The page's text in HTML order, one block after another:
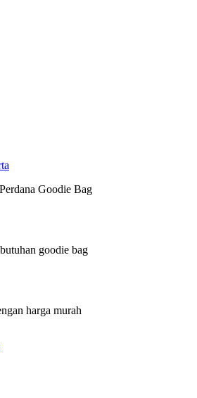
Goodie Bag
goodie bag
harga murah